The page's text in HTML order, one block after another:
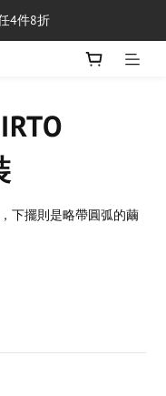
運費
4件8折
現折$500
下擺則是略帶圓弧的繭